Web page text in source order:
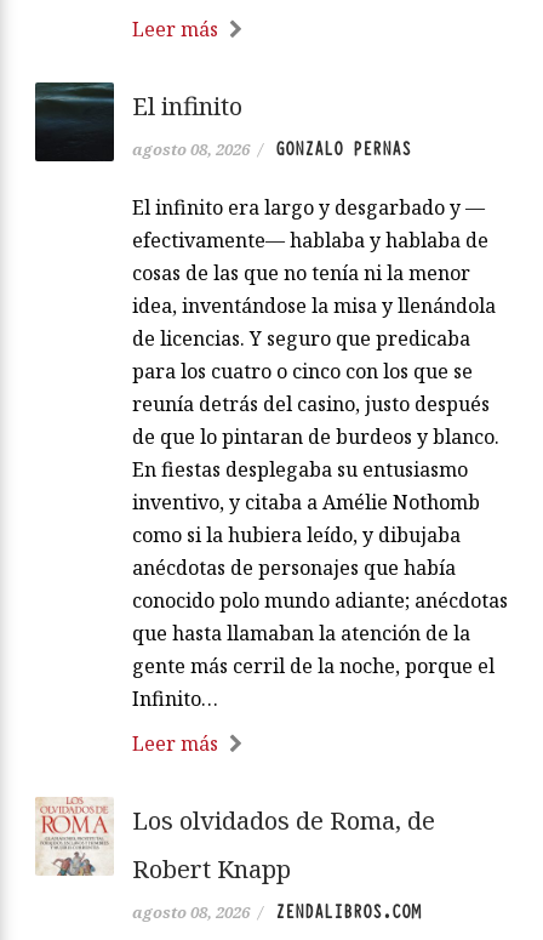
Leer más
El infinito
agosto 08, 2026 / GONZALO PERNAS
El infinito era largo y desgarbado y —
efectivamente— hablaba y hablaba de
cosas de las que no tenía ni la menor
idea, inventándose la misa y llenándola
de licencias. Y seguro que predicaba
para los cuatro o cinco con los que se
reunía detrás del casino, justo después
de que lo pintaran de burdeos y blanco.
En fiestas desplegaba su entusiasmo
inventivo, y citaba a Amélie Nothomb
como si la hubiera leído, y dibujaba
anécdotas de personajes que había
conocido polo mundo adiante; anécdotas
que hasta llamaban la atención de la
gente más cerril de la noche, porque el
Infinito…
Leer más
Los olvidados de Roma, de
Robert Knapp
agosto 08, 2026 / ZENDALIBROS.COM